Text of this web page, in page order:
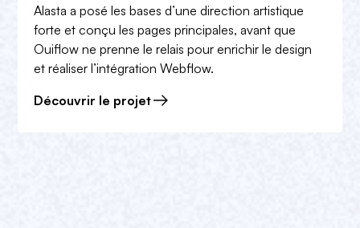
Alasta a posé les bases d’une direction artistique
forte et conçu les pages principales, avant que
Ouiflow ne prenne le relais pour enrichir le design
et réaliser l’intégration Webflow.
Découvrir le projet